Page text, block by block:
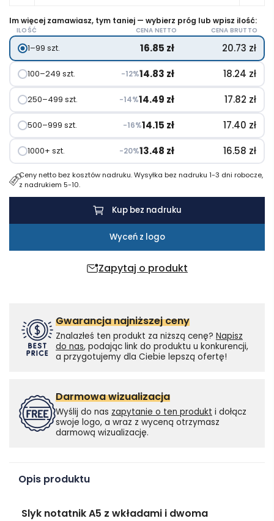
notatnik
A5
z
wkładami
i
dwoma
zeszytami
Zapytaj o produkt
Im więcej zamawiasz, tym taniej — wybierz próg lub wpisz ilość:
ILOŚĆ CENA NETTO CENA BRUTTO
1–99 szt. 16.85 zł 20.73 zł
100–249 szt. −12%14.83 zł 18.24 zł
250–499 szt. −14%14.49 zł 17.82 zł
500–999 szt. −16%14.15 zł 17.40 zł
1000+ szt. −20%13.48 zł 16.58 zł
Ceny netto bez kosztów nadruku. Wysyłka bez nadruku 1-3 dni robocze,
z nadrukiem 5-10.
Kup bez nadruku
Wyceń z logo
Gwarancja najniższej ceny
Znalazłeś ten produkt za niższą cenę? Napisz
do nas, podając link do produktu u konkurencji,
a przygotujemy dla Ciebie lepszą ofertę!
Darmowa wizualizacja
Wyślij do nas zapytanie o ten produkt i dołącz
swoje logo, a wraz z wyceną otrzymasz
darmową wizualizację.
Opis produktu
Slyk notatnik A5 z wkładami i dwoma